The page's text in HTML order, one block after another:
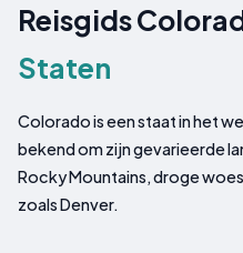
Reisgids
Staten
Colorado is een staat in het
bekend om zijn gevarieerde
Rocky Mountains, droge
zoals Denver.